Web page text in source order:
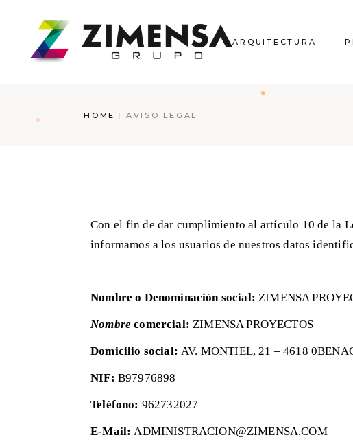
ARQUITECTURA
HOME AVISO LEGAL
Con el fin de dar cumplimiento al artículo 10 de la
informamos a los usuarios de nuestros datos
Nombre o Denominación social: ZIMENSA
Nombrecomercial:ZIMENSA PROYECTOS
Domicilio social: AV. MONTIEL, 21 – 4618
NIF: B97976898
Teléfono: 962732027
E-Mail:ADMINISTRACION@ZIMENSA.COM